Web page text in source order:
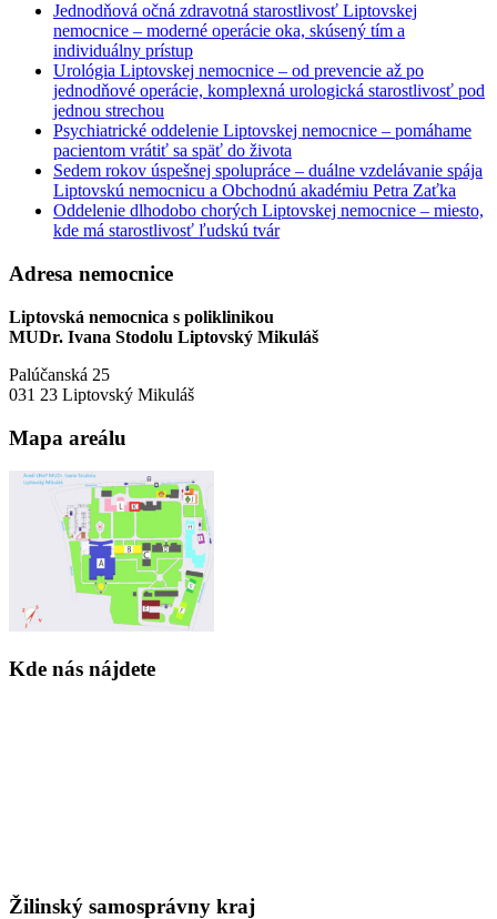
Jednodňová očná zdravotná starostlivosť Liptovskej
nemocnice – moderné operácie oka, skúsený tím a
individuálny prístup
Urológia Liptovskej nemocnice – od prevencie až po
jednodňové operácie, komplexná urologická starostlivosť pod
jednou strechou
Psychiatrické oddelenie Liptovskej nemocnice – pomáhame
pacientom vrátiť sa späť do života
Sedem rokov úspešnej spolupráce – duálne vzdelávanie spája
Liptovskú nemocnicu a Obchodnú akadémiu Petra Zaťka
Oddelenie dlhodobo chorých Liptovskej nemocnice – miesto,
kde má starostlivosť ľudskú tvár
Adresa nemocnice
Liptovská nemocnica s poliklinikou
MUDr. Ivana Stodolu Liptovský Mikuláš
Palúčanská 25
031 23 Liptovský Mikuláš
Mapa areálu
Kde nás nájdete
Žilinský samosprávny kraj